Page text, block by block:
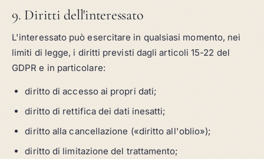
9. Diritti dell'interessato
L'interessato può esercitare in qualsiasi momento, nei
limiti di legge, i diritti previsti dagli articoli 15-22 del
GDPR e in particolare:
diritto di accesso ai propri dati;
diritto di rettifica dei dati inesatti;
diritto alla cancellazione («diritto all'oblio»);
diritto di limitazione del trattamento;